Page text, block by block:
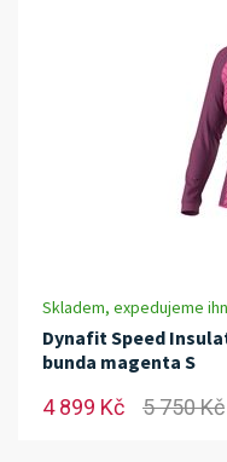
Skladem, expedujeme
Dynafit Speed
bunda magenta S
4 899 Kč 5 750 Kč